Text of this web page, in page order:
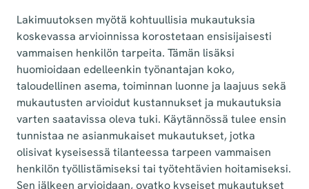
Lakimuutoksen myötä kohtuullisia mukautuksia
koskevassa arvioinnissa korostetaan ensisijaisesti
vammaisen henkilön tarpeita. Tämän lisäksi
huomioidaan edelleenkin työnantajan koko,
taloudellinen asema, toiminnan luonne ja laajuus sekä
mukautusten arvioidut kustannukset ja mukautuksia
varten saatavissa oleva tuki. Käytännössä tulee ensin
tunnistaa ne asianmukaiset mukautukset, jotka
olisivat kyseisessä tilanteessa tarpeen vammaisen
henkilön työllistämiseksi tai työtehtävien hoitamiseksi.
Sen jälkeen arvioidaan, ovatko kyseiset mukautukset